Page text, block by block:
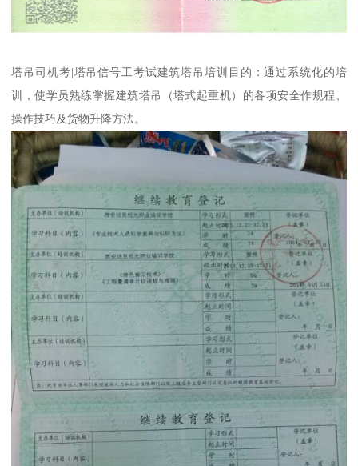
塔吊司机考|塔吊信号工考试建筑塔吊培训目的：通过系统化的培
训，使学员熟练掌握建筑塔吊（塔式起重机）的各项安全作规程、
操作技巧及货物升降方法。